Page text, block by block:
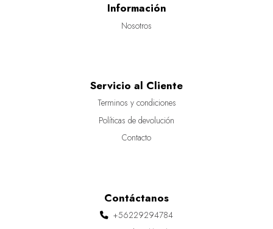
Información
Nosotros
Servicio al Cliente
Terminos y condiciones
Políticas de devolución
Contacto
Contáctanos
+56229294784